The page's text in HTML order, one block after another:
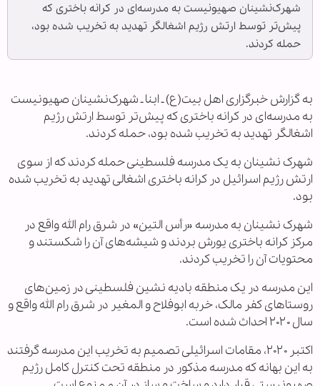
شهرک‌نشینان صهیونیست به مدرسه‌ای در کرانه باختری که
پیش‌تر توسط ارتش رژیم اشغالگر تهدید به تخریب شده بود،
حمله کردند.
به گزارش خبرگزاری اهل بیت(ع) ـ ابنا ـ شهرک‌نشینان صهیونیست
به مدرسه‌ای در کرانه باختری که پیش‌تر توسط ارتش رژیم
اشغالگر تهدید به تخریب شده بود، حمله کردند.
شهرک نشینان به یک مدرسه فلسطینی حمله کردند که از سوی
ارتش رژیم اسرائیل در کرانه باختری اشغالی تهدید به تخریب شده
بود.
شهرک نشینان به مدرسه «رأس التین» در شرق رام الله واقع در
مرکز کرانه باختری یورش بردند و شیشه‌های آن را شکستند و
محتویات آن را تخریب کردند.
این مدرسه در یک منطقه بادیه نشین فلسطینی در زمین‌های
روستاهای کفر مالک، خربه ابوفلاح و المغیر در شرق رام الله واقع و
سال ۲۰۲۰ احداث شده است.
اکتبر ۲۰۲۰، مقامات اسرائیلی تصمیم به تخریب این مدرسه گرفتند
به این بهانه که مدرسه مذکور در منطقه تحت کنترل کامل رژیم